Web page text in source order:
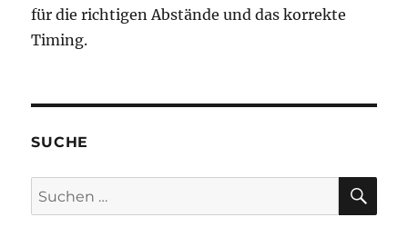
für die richtigen Abstände und das korrekte
Timing.
SUCHE
Suchen
nach: